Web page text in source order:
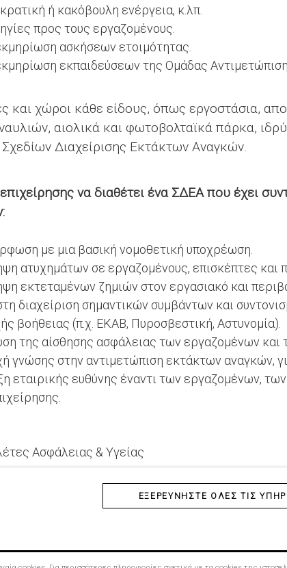
ή κακόβουλη ενέργεια, κ.λπ.
προς τους εργαζομένους.
ασκήσεων ετοιμότητας.
εκπαιδεύσεων της Ομάδας
και χώροι κάθε είδους, όπως εργοστάσια,
αιολικά και φωτοβολταϊκά πάρκα,
Διαχείρισης Εκτάκτων Αναγκών.
να διαθέτει ένα ΣΔΕΑ που έχει
με μια βασική νομοθετική υποχρέωση.
ατυχημάτων σε εργαζομένους, επισκέπτες και
εκτεταμένων ζημιών στον εργασιακό και
διαχείριση σημαντικών συμβάντων και
βοήθειας (π.χ. ΕΚΑΒ, Πυροσβεστική, Αστυνομία).
της αίσθησης ασφάλειας των εργαζομένων και
γνώσης στην αντιμετώπιση εκτάκτων αναγκών,
εταιρικής ευθύνης έναντι των εργαζομένων,
Ασφάλειας & Υγείας
ΕΞΕΡΕΥΝΉΣΤΕ ΌΛΕΣ ΤΙΣ